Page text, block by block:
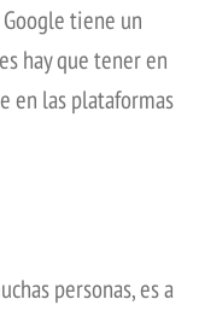
tiene un
hay que tener en
en las plataformas
personas, es a